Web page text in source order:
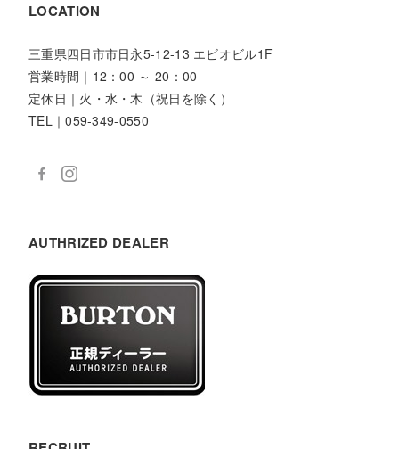
LOCATION
三重県四日市市日永5-12-13 エビオビル1F
営業時間｜12：00 ～ 20：00
定休日｜火・水・木（祝日を除く）
TEL｜059-349-0550
AUTHRIZED DEALER